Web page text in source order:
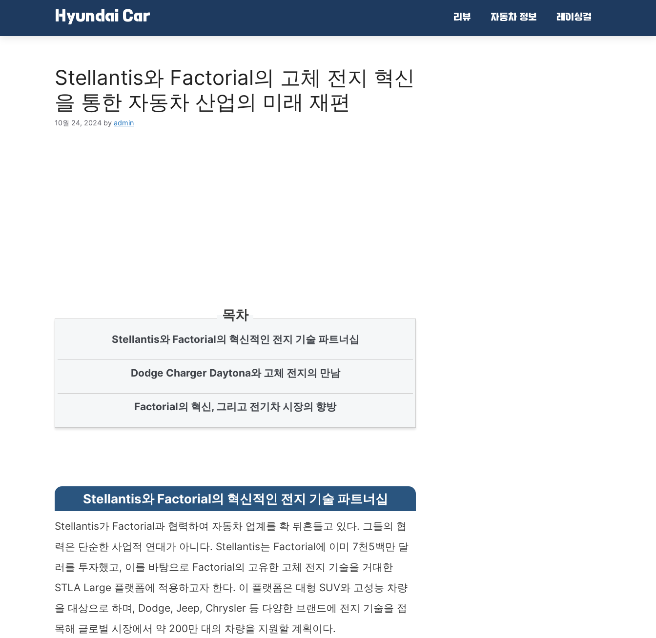
Hyundai Car 리뷰 자동차 정보 레이싱걸
Stellantis와 Factorial의 고체 전지 혁신
을 통한 자동차 산업의 미래 재편
10월 24, 2024 by admin
목차
Stellantis와 Factorial의 혁신적인 전지 기술 파트너십
Dodge Charger Daytona와 고체 전지의 만남
Factorial의 혁신, 그리고 전기차 시장의 향방
Stellantis와 Factorial의 혁신적인 전지 기술 파트너십
Stellantis가 Factorial과 협력하여 자동차 업계를 확 뒤흔들고 있다. 그들의 협
력은 단순한 사업적 연대가 아니다. Stellantis는 Factorial에 이미 7천5백만 달
러를 투자했고, 이를 바탕으로 Factorial의 고유한 고체 전지 기술을 거대한
STLA Large 플랫폼에 적용하고자 한다. 이 플랫폼은 대형 SUV와 고성능 차량
을 대상으로 하며, Dodge, Jeep, Chrysler 등 다양한 브랜드에 전지 기술을 접
목해 글로벌 시장에서 약 200만 대의 차량을 지원할 계획이다.